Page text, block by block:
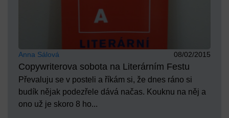
Anna Sálová 08/02/2015
Copywriterova sobota na Literárním Festu
Převaluju se v posteli a říkám si, že dnes ráno si
budík nějak podezřele dává načas. Kouknu na něj a
ono už je skoro 8 ho...